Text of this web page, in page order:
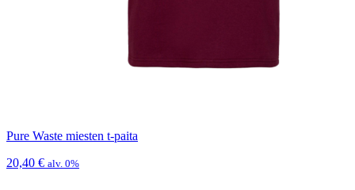
Pure Waste miesten t-paita
20,40 € alv. 0%